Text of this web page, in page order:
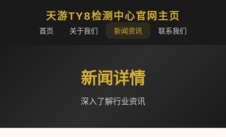
天游TY8检测中心官网主页
首页 关于我们 新闻资讯 联系我们
新闻详情
深入了解行业资讯